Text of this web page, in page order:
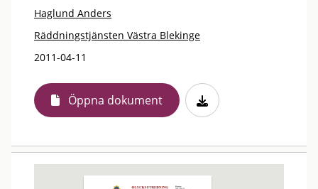
Haglund Anders
Räddningstjänsten Västra Blekinge
2011-04-11
Öppna dokument